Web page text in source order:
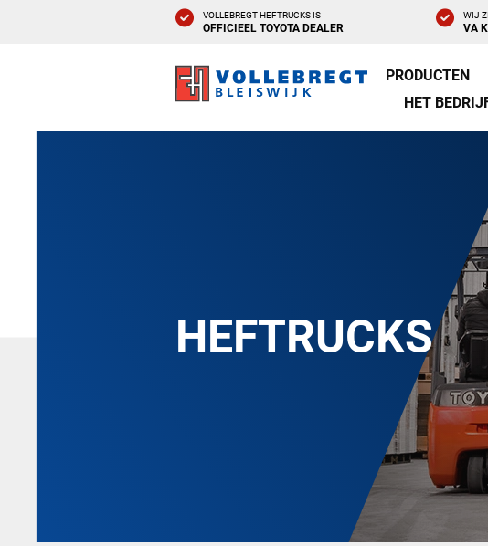
VOLLEBREGT HEFTRUCKS IS
OFFICIEEL TOYOTA DEALER
WIJ
VA
PRODUCTEN
HET
HEFTRUCKS